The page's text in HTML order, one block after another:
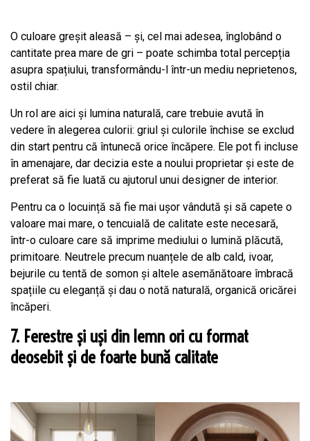
O culoare greșit aleasă – și, cel mai adesea, înglobând o
cantitate prea mare de gri – poate schimba total percepția
asupra spațiului, transformându-l într-un mediu neprietenos,
ostil chiar.
Un rol are aici și lumina naturală, care trebuie avută în
vedere în alegerea culorii: griul și culorile închise se exclud
din start pentru că întunecă orice încăpere. Ele pot fi incluse
în amenajare, dar decizia este a noului proprietar și este de
preferat să fie luată cu ajutorul unui designer de interior.
Pentru ca o locuință să fie mai ușor vândută și să capete o
valoare mai mare, o tencuială de calitate este necesară,
într-o culoare care să imprime mediului o lumină plăcută,
primitoare. Neutrele precum nuanțele de alb cald, ivoar,
bejurile cu tentă de somon și altele asemănătoare îmbracă
spațiile cu eleganță și dau o notă naturală, organică oricărei
încăperi.
7. Ferestre și uși din lemn ori cu format
deosebit și de foarte bună calitate